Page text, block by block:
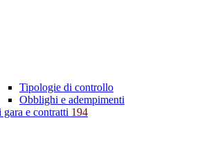
Tipologie di controllo
Obblighi e adempimenti
e contratti 194